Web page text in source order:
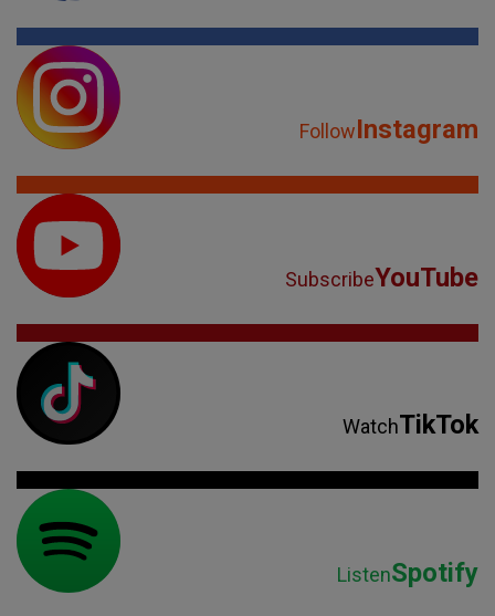
FollowInstagram
SubscribeYouTube
WatchTikTok
ListenSpotify